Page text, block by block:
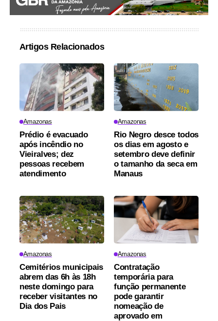
Artigos Relacionados
Amazonas
Prédio é evacuado
após incêndio no
Vieiralves; dez
pessoas recebem
atendimento
Amazonas
Rio Negro desce todos
os dias em agosto e
setembro deve definir
o tamanho da seca em
Manaus
Amazonas
Cemitérios municipais
abrem das 6h às 18h
neste domingo para
receber visitantes no
Dia dos Pais
Amazonas
Contratação
temporária para
função permanente
pode garantir
nomeação de
aprovado em